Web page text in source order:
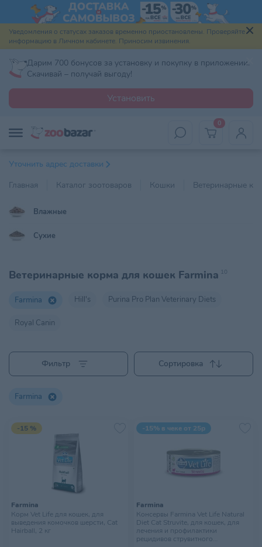
Уведомления о статусах заказов временно приостановлены. Проверяйте
информацию в Личном кабинете. Приносим извинения.
Дарим 700 бонусов за установку и покупку в приложении.
Скачивай – получай выгоду!
Установить
0
Уточнить адрес доставки
Главная
Каталог зоотоваров Кошки Ветеринарные
Влажные
Сухие
Ветеринарные корма для кошек Farmina 10
Farmina Hill's Purina Pro Plan Veterinary Diets
Royal Canin
Фильтр Сортировка
Farmina
-15 %
Farmina
Корм Vet Life для кошек, для
выведения комочков шерсти, Cat
Hairball, 2 кг
-15% в чеке от 25р
Farmina
Консервы Farmina Vet Life Natural
Diet Cat Struvite, для кошек, для
лечения и профилактики
рецидивов струвитного